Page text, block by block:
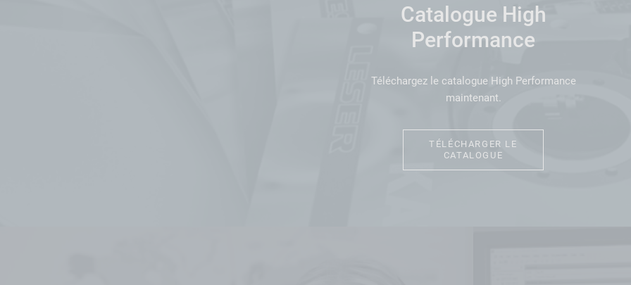
Catalogue High
Performance
Téléchargez le catalogue High Performance
maintenant.
TÉLÉCHARGER LE
CATALOGUE